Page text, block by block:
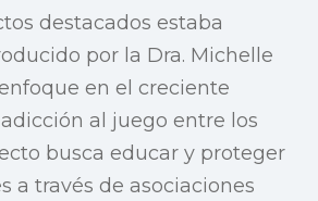
destacados estaba
por la Dra. Michelle
en el creciente
al juego entre los
busca educar y proteger
a través de asociaciones